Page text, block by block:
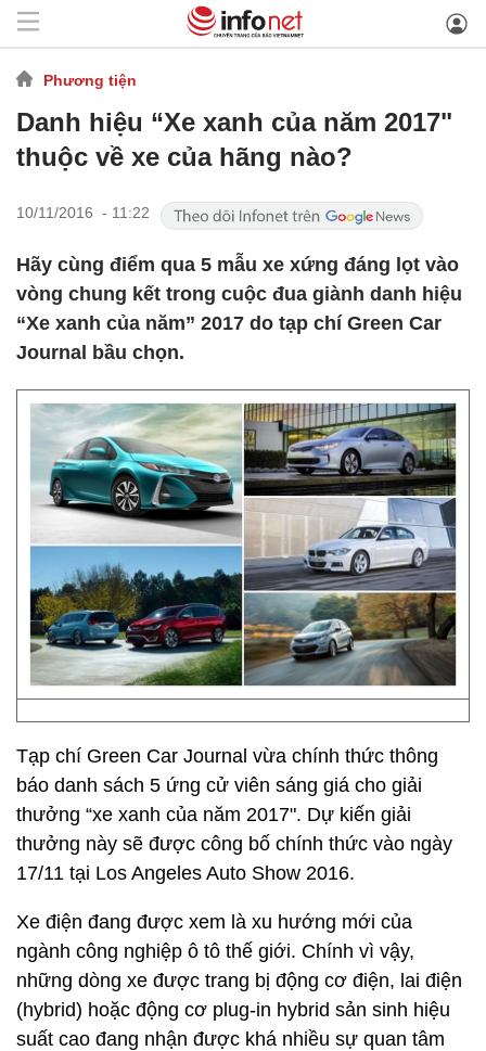
Phương tiện
Danh hiệu “Xe xanh của năm 2017"
thuộc về xe của hãng nào?
10/11/2016 - 11:22
Hãy cùng điểm qua 5 mẫu xe xứng đáng lọt vào
vòng chung kết trong cuộc đua giành danh hiệu
“Xe xanh của năm” 2017 do tạp chí Green Car
Journal bầu chọn.
Tạp chí Green Car Journal vừa chính thức thông
báo danh sách 5 ứng cử viên sáng giá cho giải
thưởng “xe xanh của năm 2017". Dự kiến giải
thưởng này sẽ được công bố chính thức vào ngày
17/11 tại Los Angeles Auto Show 2016.
Xe điện đang được xem là xu hướng mới của
ngành công nghiệp ô tô thế giới. Chính vì vậy,
những dòng xe được trang bị động cơ điện, lai điện
(hybrid) hoặc động cơ plug-in hybrid sản sinh hiệu
suất cao đang nhận được khá nhiều sự quan tâm